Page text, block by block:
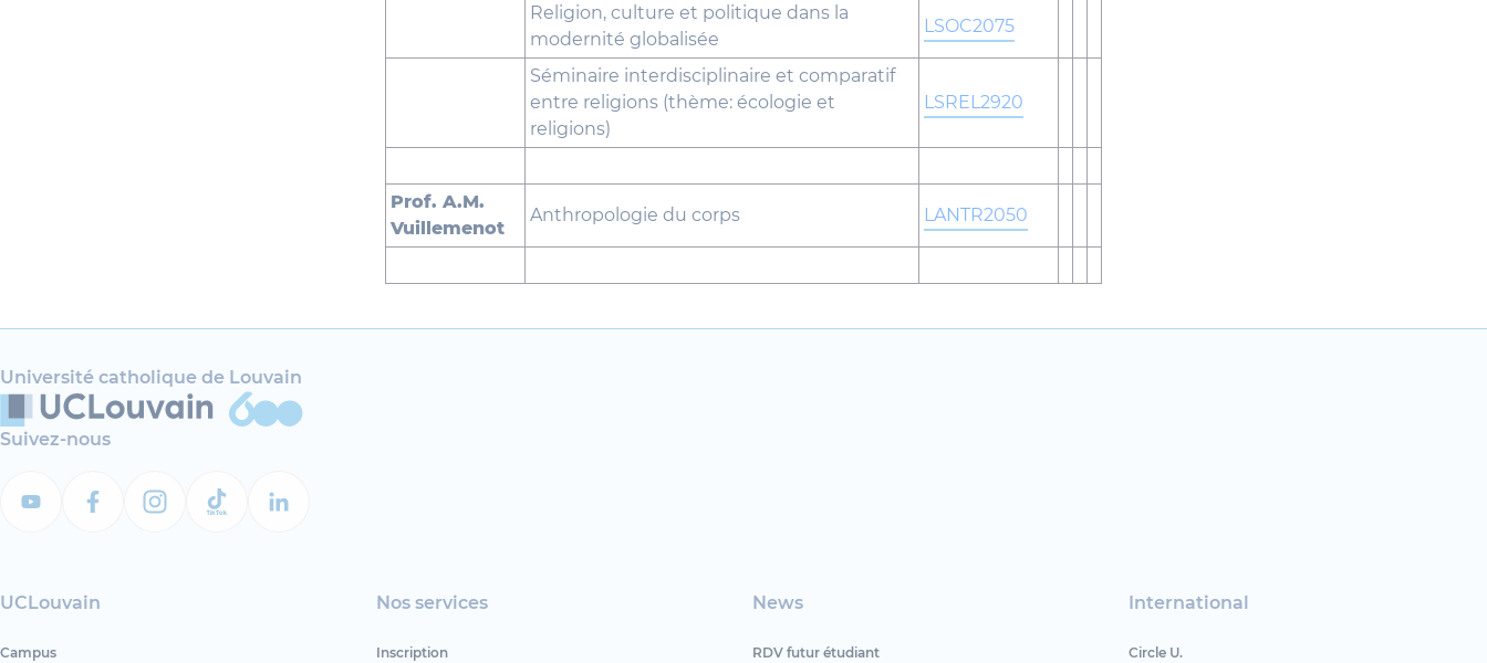
Religion, culture et politique dans la
modernité globalisée
LSOC2075
Séminaire interdisciplinaire et comparatif
entre religions (thème: écologie et
religions)
LSREL2920
Prof. A.M.
Vuillemenot
Anthropologie du corps LANTR2050
Université catholique de Louvain
Suivez-nous
UCLouvain
Campus
Nos services
Inscription
News
RDV futur étudiant
International
Circle U.